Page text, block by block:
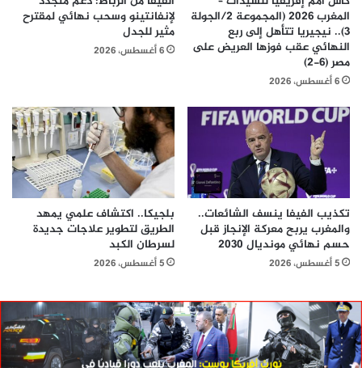
المغرب 2026 (المجموعة 2/الجولة
3).. نيجيريا تتأهل إلى ربع
النهائي عقب فوزها العريض على
مصر (6-2)
6 أغسطس، 2026
لإنفانتينو وسحب نهائي لمقترح
مثير للجدل
6 أغسطس، 2026
تكذيب الفيفا ينسف الشائعات..
والمغرب يربح معركة الإنجاز قبل
حسم نهائي مونديال 2030
5 أغسطس، 2026
بلجيكا.. اكتشاف علمي يمهد
الطريق لتطوير علاجات جديدة
لسرطان الكبد
5 أغسطس، 2026